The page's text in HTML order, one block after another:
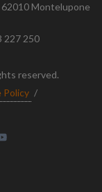
62010 Montelupone
227 250
reserved.
Policy /